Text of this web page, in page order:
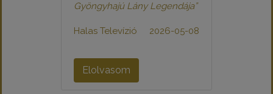
Gyöngyhajú Lány Legendája”
2026-05-08
Halas Televízió
Elolvasom